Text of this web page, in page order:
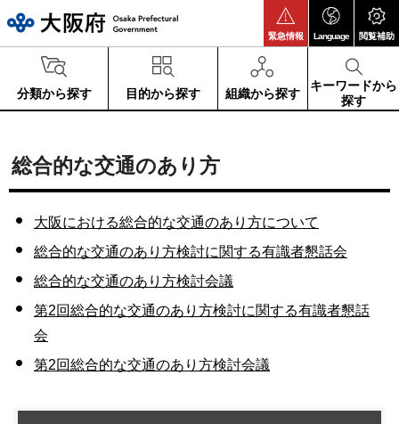
緊急情報 Language 閲覧補助
分類から探す 目的から探す 組織から探す
キーワードから
探す
総合的な交通のあり方
大阪における総合的な交通のあり方について
総合的な交通のあり方検討に関する有識者懇話会
総合的な交通のあり方検討会議
第2回総合的な交通のあり方検討に関する有識者懇話
会
第2回総合的な交通のあり方検討会議